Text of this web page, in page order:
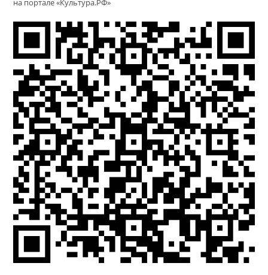
на портале «Культура.РФ»